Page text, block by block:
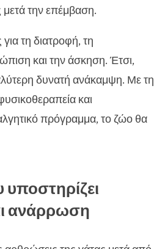
μετά την επέμβαση.
τη διατροφή, τη
και την άσκηση. Έτσι,
δυνατή ανάκαμψη. Με τη
και
πρόγραμμα, το ζώο θα
ανάρρωση